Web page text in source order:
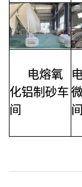
电熔氧
化铝制砂车
间
间